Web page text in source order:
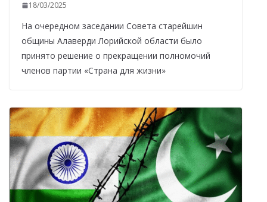
18/03/2025
На очередном заседании Совета старейшин
общины Алаверди Лорийской области было
принято решение о прекращении полномочий
членов партии «Страна для жизни»